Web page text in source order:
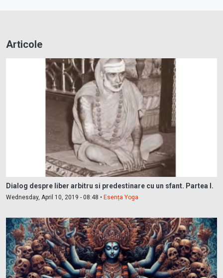
Articole
Dialog despre liber arbitru si predestinare cu un sfant. Partea I.
Wednesday, April 10, 2019 - 08:48 • Esența Yoga